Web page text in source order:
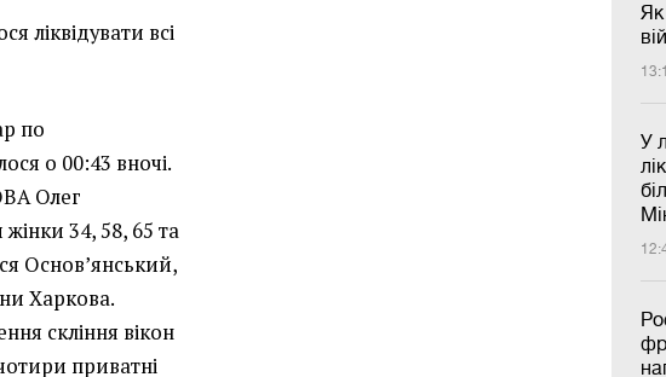
У
ліквідувати всі
по
о 00:43 вночі.
Олег
34, 58, 65 та
Основ’янський,
Харкова.
скління вікон
приватні